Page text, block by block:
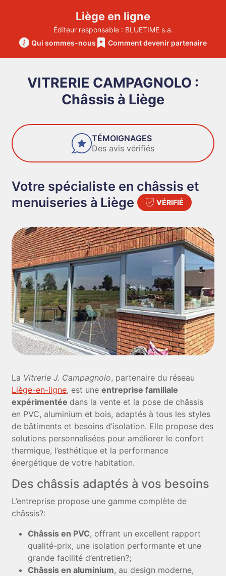
Liège en ligne
Éditeur responsable : BLUETIME s.a.
Qui sommes-nous
Comment devenir partenaire
VITRERIE CAMPAGNOLO :
Châssis à Liège
TÉMOIGNAGES
Des avis vérifiés
Votre spécialiste en châssis et
menuiseries à Liège
VÉRIFIÉ
La Vitrerie J. Campagnolo, partenaire du réseau
Liège-en-ligne, est uneentreprise familiale
expérimentée dans la vente et la pose de châssis
en PVC, aluminium et bois, adaptés à tous les styles
de bâtiments et besoins d’isolation. Elle propose des
solutions personnalisées pour améliorer le confort
thermique, l’esthétique et la performance
énergétique de votre habitation.
Des châssis adaptés à vos besoins
L’entreprise propose une gamme complète de
châssis?:
Châssis en PVC, offrant un excellent rapport
qualité-prix, une isolation performante et une
grande facilité d’entretien?;
Châssis en aluminium, au design moderne,